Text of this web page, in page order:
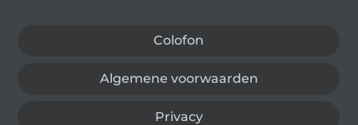
Colofon
Algemene voorwaarden
Privacy